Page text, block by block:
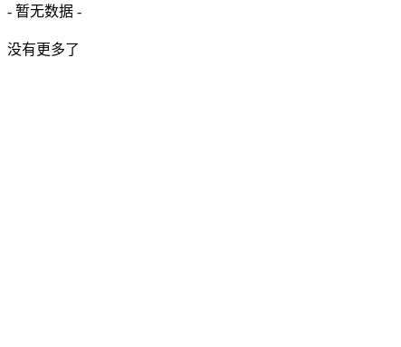
- 暂无数据 -
没有更多了